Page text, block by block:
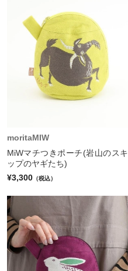
moritaMIW
MiWマチつきポーチ(岩山のスキ
ップのヤギたち)
¥3,300 （税込）